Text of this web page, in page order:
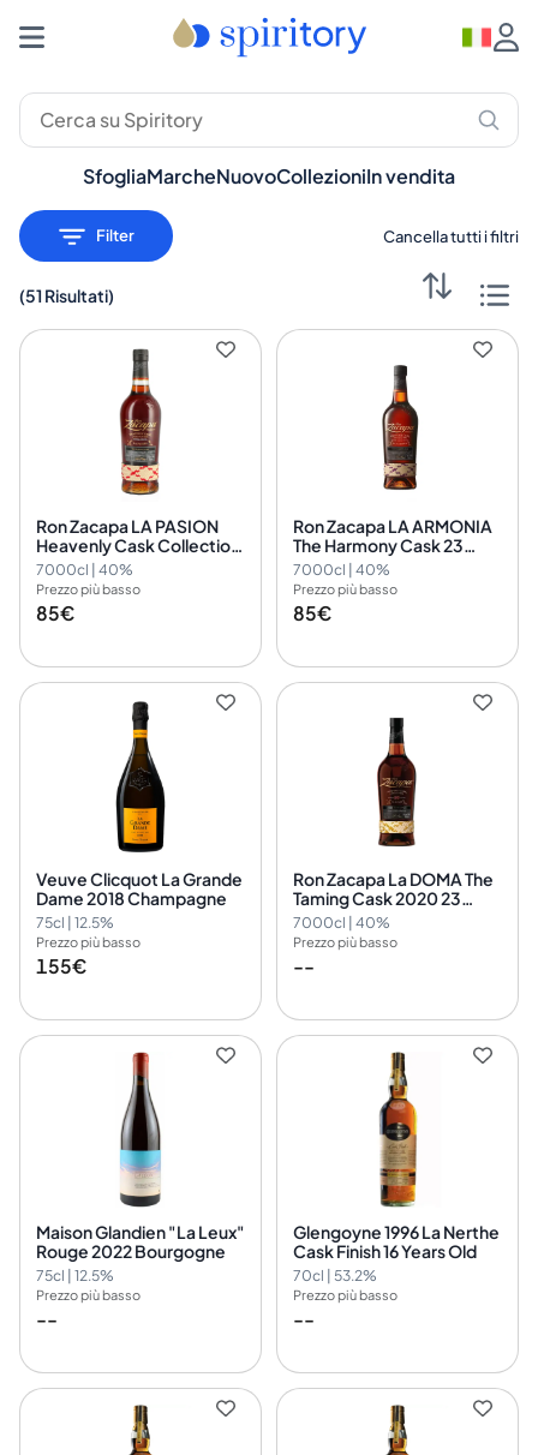
SfogliaMarcheNuovoCollezioniIn vendita
Filter Cancella tutti i filtri
(51 Risultati)
Ron Zacapa LA PASION
Heavenly Cask Collection
23 Years Old
7000cl | 40%
Prezzo più basso
85€
Ron Zacapa LA ARMONIA
The Harmony Cask 23
Years Old
7000cl | 40%
Prezzo più basso
85€
Veuve Clicquot La Grande
Dame 2018 Champagne
75cl | 12.5%
Prezzo più basso
155€
Ron Zacapa La DOMA The
Taming Cask 2020 23
Years Old
7000cl | 40%
Prezzo più basso
--
Maison Glandien "La Leux"
Rouge 2022 Bourgogne
75cl | 12.5%
Prezzo più basso
--
Glengoyne 1996 La Nerthe
Cask Finish 16 Years Old
70cl | 53.2%
Prezzo più basso
--
Distillati Premium: Whisky, Rum, Gin – Spiritory